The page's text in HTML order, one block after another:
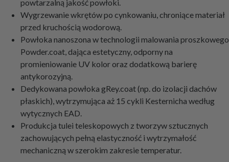
powtarzalną jakość powłoki.
Wygrzewanie wkrętów po cynkowaniu, chroniące materiał
przed kruchością wodorową.
Powłoka nanoszona w technologii malowania proszkowego
Powder.coat, dająca estetyczny, odporny na
promieniowanie UV kolor oraz dodatkową barierę
antykorozyjną.
Dedykowana powłoka gRey.coat (np. do izolacji dachów
płaskich), wytrzymująca aż 15 cykli Kesternicha według
wytycznych EAD.
Produkcja tulei teleskopowych z tworzyw sztucznych
zachowujących pełną elastyczność i wytrzymałość
mechaniczną w szerokim zakresie temperatur.